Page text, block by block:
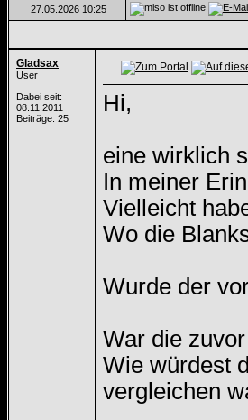
27.05.2026 10:25
Gladsax
User
Dabei seit:
08.11.2011
Beiträge: 25
Hi,
eine wirklich
In meiner
Vielleicht
Wo die
Wurde der
War die
Wie würdest
vergleichen